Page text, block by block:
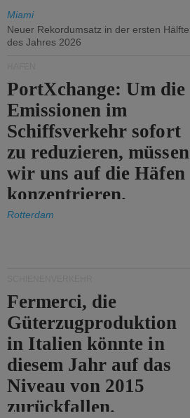
Miami
Neuer Rekordumsatz in der ersten Hälfte
des Jahres 2026
PortXchange: Um die
Emissionen im
Schiffsverkehr sofort
zu reduzieren, müssen
wir uns auf die Häfen
konzentrieren.
Rotterdam
Fermerci, die
Güterzugproduktion
in Italien könnte in
diesem Jahr auf das
Niveau von 2015
zurückfallen.